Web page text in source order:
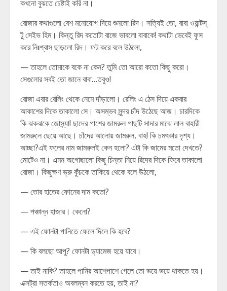
কখনো বুঝতে চেষ্টাই করি না।
রোজার কথাগুলো বেশ মনোযোগ দিয়ে শুনলো রিদ। সত্যিই তো, বাবা ওয়ান্টস্
টু সেইভ হিম। কিন্তু রিদ কতোটা বাজে ভাবলো বাবাকে! কথাটা ভেবেই ফুস
করে নিঃশ্বাস ছাড়লো রিদ। ফট করে বলে উঠলো,
— তাহলে তোমাকে বকে না কেন? তুমি তো আরো কতো কিছু করো।
সেগুলোর সবই তো জানে বাবা…তবুও!
রোজা এবার রেলিং থেকে নেমে দাঁড়ালো। রেলিং এ ঠেস দিয়ে একবার
আকাশের দিকে তাকালো সে। অসম্ভব সুন্দর চাঁদ উঠেছে আজ। চারদিকে
কি ঝকঝকে জোস্ন্যা! ছাদের পাশের জামরুল গাছটি সাদার মাঝে লাল বাহারী
জামরুলে ছেয়ে আছে। চাঁদের আলোয় জামরুল, বাহ! কি চমৎকার দৃশ্য।
আচ্ছা?এই ফলের নাম জামরুলই কেন হলো? এটা কি জামের মতো দেখতে?
মোটেও না। এমন অগোছালো কিছু চিন্তা নিয়ে রিদের দিকে ফিরে তাকালো
রোজা। কিছুক্ষণ ভ্রু কুঁচকে তাকিয়ে থেকে বলে উঠলো,
— তোর হাতের ফোনের দাম কতো?
— পঞ্চান্ন হাজার। কেনো?
— এই ফোনটা পানিতে ফেলে দিলে কি হবে?
— কি বলছো আপু? ফোনটা ড্যামেজ হয়ে যাবে।
— তাই নাকি? তাহলে পানির আশেপাশে গেলে তো ভয়ে ভয়ে থাকতে হয়।
এক্সট্রা সতর্কতাও অবলম্বন করতে হয়, তাই না?